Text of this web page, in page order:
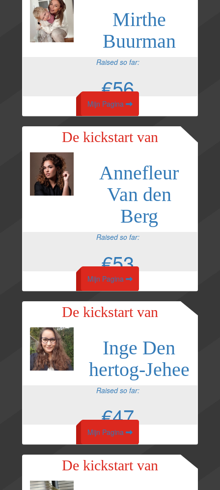
Mirthe
Buurman
Raised so far:
€56
Mijn Pagina
De kickstart van
Annefleur
Van den
Berg
Raised so far:
€53
Mijn Pagina
De kickstart van
Inge Den
hertog-Jehee
Raised so far:
€47
Mijn Pagina
De kickstart van